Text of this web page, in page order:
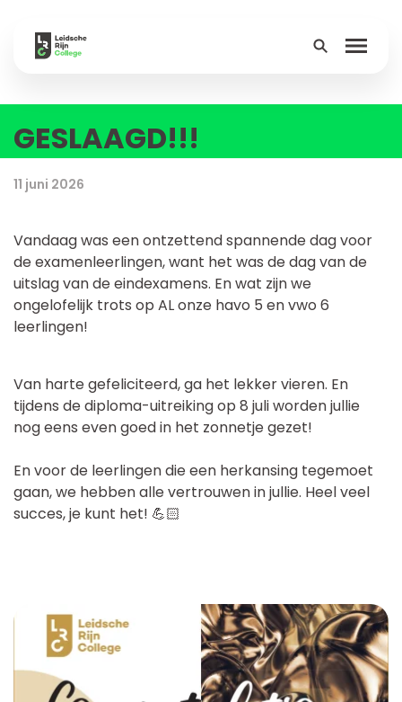
Over
Onderwijs
Ouders
Groep 8
Schoolgids
GESLAAGD!!!
11 juni 2026
Vandaag was een ontzettend spannende dag voor
de examenleerlingen, want het was de dag van de
uitslag van de eindexamens. En wat zijn we
ongelofelijk trots op AL onze havo 5 en vwo 6
leerlingen!
Van harte gefeliciteerd, ga het lekker vieren. En
tijdens de diploma-uitreiking op 8 juli worden jullie
nog eens even goed in het zonnetje gezet!
En voor de leerlingen die een herkansing tegemoet
gaan, we hebben alle vertrouwen in jullie. Heel veel
succes, je kunt het! 💪🏻